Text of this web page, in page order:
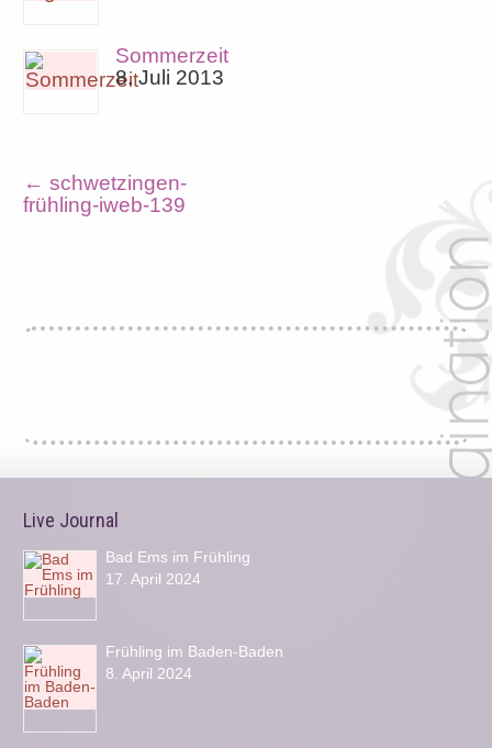
Sommerzeit
8. Juli 2013
← schwetzingen-
frühling-iweb-139
Live Journal
Bad Ems im Frühling
17. April 2024
Frühling im Baden-Baden
8. April 2024